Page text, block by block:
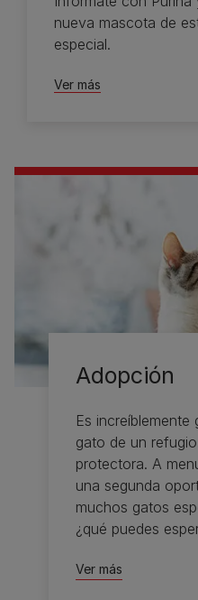
nueva mascota de
especial.
Ver más
Adopción
Es
gato de un
protectora. A
una segunda
muchos gatos
¿qué puedes
Ver más